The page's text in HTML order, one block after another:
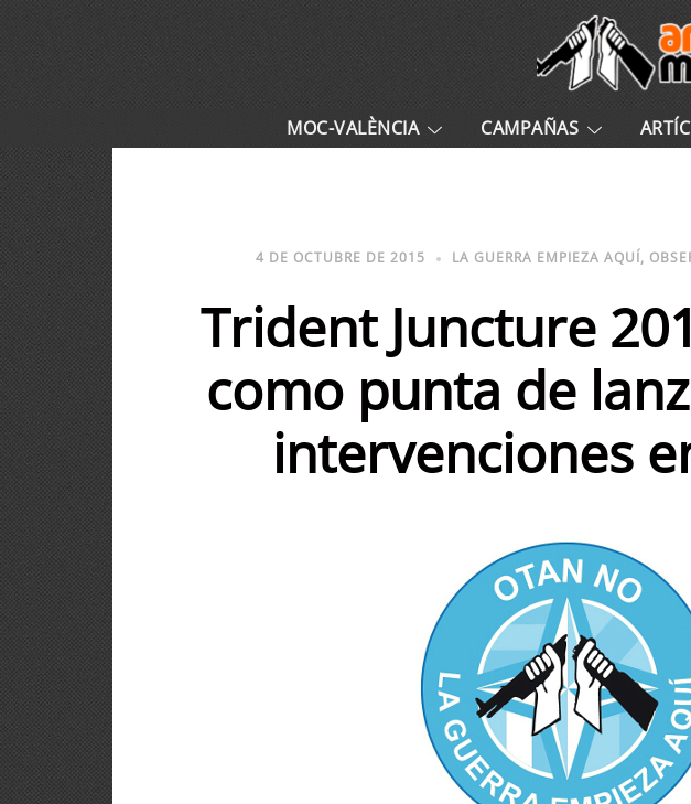
MOC-VALÈNCIA CAMPAÑAS
4 DE OCTUBRE DE 2015 LA GUERRA EMPIEZA AQUÍ,
Trident Juncture
como punta de
intervenciones